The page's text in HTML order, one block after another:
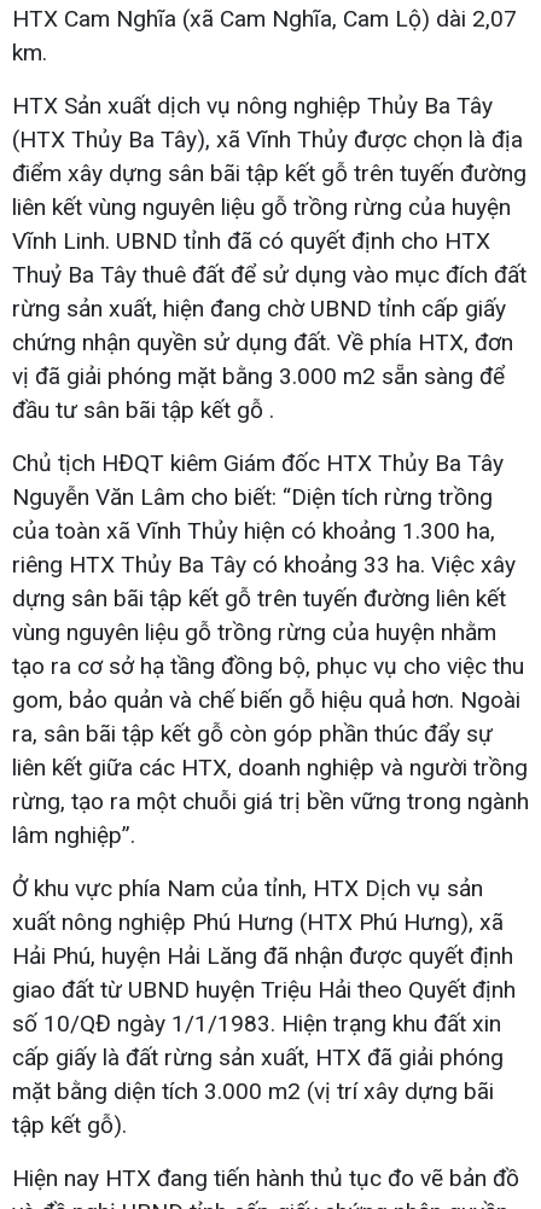
HTX Cam Nghĩa (xã Cam Nghĩa, Cam Lộ) dài 2,07
km.
HTX Sản xuất dịch vụ nông nghiệp Thủy Ba Tây
(HTX Thủy Ba Tây), xã Vĩnh Thủy được chọn là địa
điểm xây dựng sân bãi tập kết gỗ trên tuyến đường
liên kết vùng nguyên liệu gỗ trồng rừng của huyện
Vĩnh Linh. UBND tỉnh đã có quyết định cho HTX
Thuỷ Ba Tây thuê đất để sử dụng vào mục đích đất
rừng sản xuất, hiện đang chờ UBND tỉnh cấp giấy
chứng nhận quyền sử dụng đất. Về phía HTX, đơn
vị đã giải phóng mặt bằng 3.000 m2 sẵn sàng để
đầu tư sân bãi tập kết gỗ .
Chủ tịch HĐQT kiêm Giám đốc HTX Thủy Ba Tây
Nguyễn Văn Lâm cho biết: “Diện tích rừng trồng
của toàn xã Vĩnh Thủy hiện có khoảng 1.300 ha,
riêng HTX Thủy Ba Tây có khoảng 33 ha. Việc xây
dựng sân bãi tập kết gỗ trên tuyến đường liên kết
vùng nguyên liệu gỗ trồng rừng của huyện nhằm
tạo ra cơ sở hạ tầng đồng bộ, phục vụ cho việc thu
gom, bảo quản và chế biến gỗ hiệu quả hơn. Ngoài
ra, sân bãi tập kết gỗ còn góp phần thúc đẩy sự
liên kết giữa các HTX, doanh nghiệp và người trồng
rừng, tạo ra một chuỗi giá trị bền vững trong ngành
lâm nghiệp”.
Ở khu vực phía Nam của tỉnh, HTX Dịch vụ sản
xuất nông nghiệp Phú Hưng (HTX Phú Hưng), xã
Hải Phú, huyện Hải Lăng đã nhận được quyết định
giao đất từ UBND huyện Triệu Hải theo Quyết định
số 10/QĐ ngày 1/1/1983. Hiện trạng khu đất xin
cấp giấy là đất rừng sản xuất, HTX đã giải phóng
mặt bằng diện tích 3.000 m2 (vị trí xây dựng bãi
tập kết gỗ).
Hiện nay HTX đang tiến hành thủ tục đo vẽ bản đồ